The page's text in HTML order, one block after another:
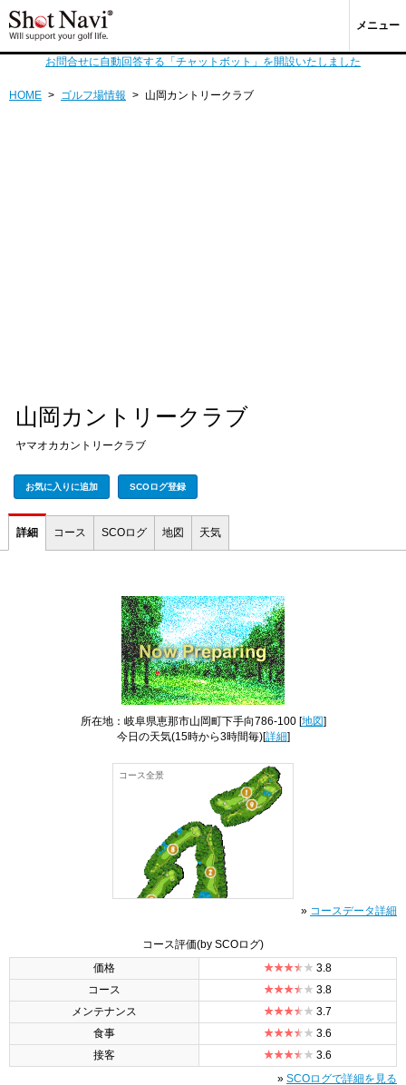
メニュー
お問合せに自動回答する「チャットボット」を開設いたしました
HOME > ゴルフ場情報 > 山岡カントリークラブ
山岡カントリークラブ
ヤマオカカントリークラブ
お気に入りに追加 SCOログ登録
詳細 コース SCOログ 地図 天気
所在地：岐阜県恵那市山岡町下手向786-100 [地図]
今日の天気(15時から3時間毎)[詳細]
コース全景
» コースデータ詳細
コース評価(by SCOログ)
価格
3.8
コース
3.8
メンテナンス
3.7
食事
3.6
接客
3.6
» SCOログで詳細を見る